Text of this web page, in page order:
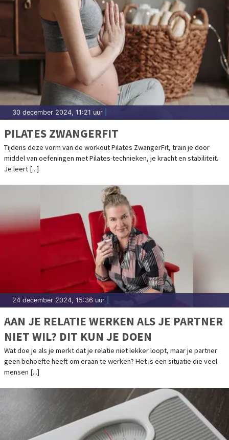
30 december 2024, 11:21 uur
PILATES ZWANGERFIT
Tijdens deze vorm van de workout Pilates ZwangerFit, train je door
middel van oefeningen met Pilates-technieken, je kracht en stabiliteit.
Je leert [...]
24 december 2024, 15:36 uur
AAN JE RELATIE WERKEN ALS JE PARTNER
NIET WIL? DIT KUN JE DOEN
Wat doe je als je merkt dat je relatie niet lekker loopt, maar je partner
geen behoefte heeft om eraan te werken? Het is een situatie die veel
mensen [...]